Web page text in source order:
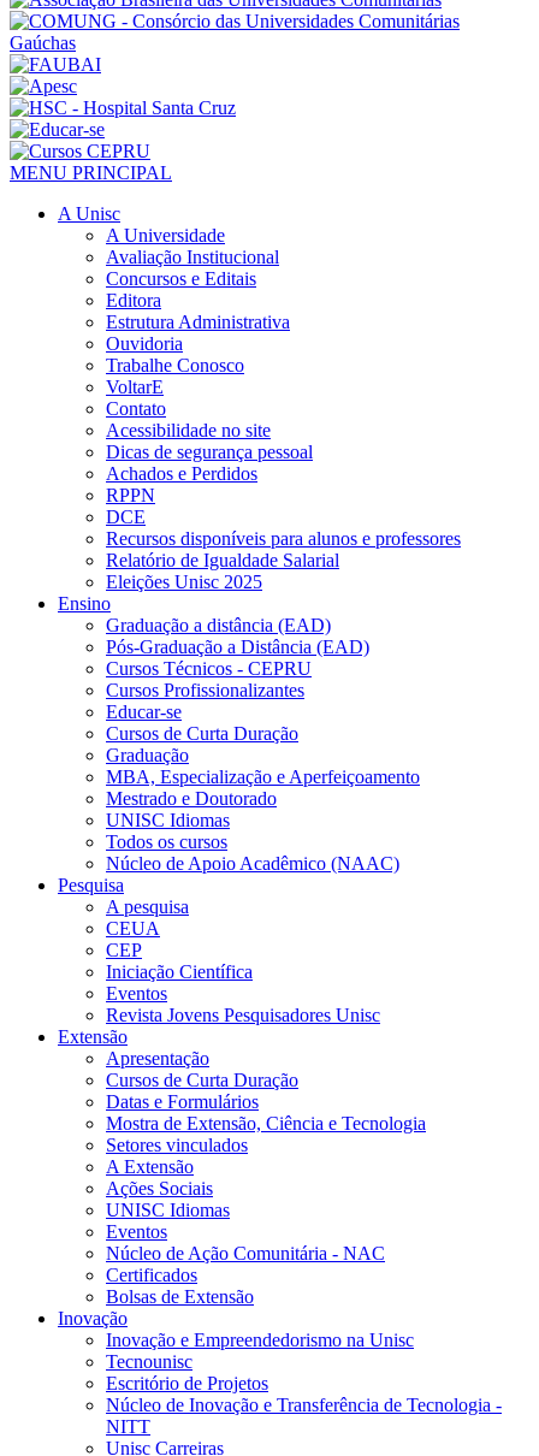
MENU PRINCIPAL
A Unisc
A Universidade
Avaliação Institucional
Concursos e Editais
Editora
Estrutura Administrativa
Ouvidoria
Trabalhe Conosco
VoltarE
Contato
Acessibilidade no site
Dicas de segurança pessoal
Achados e Perdidos
RPPN
DCE
Recursos disponíveis para alunos e professores
Relatório de Igualdade Salarial
Eleições Unisc 2025
Ensino
Graduação a distância (EAD)
Pós-Graduação a Distância (EAD)
Cursos Técnicos - CEPRU
Cursos Profissionalizantes
Educar-se
Cursos de Curta Duração
Graduação
MBA, Especialização e Aperfeiçoamento
Mestrado e Doutorado
UNISC Idiomas
Todos os cursos
Núcleo de Apoio Acadêmico (NAAC)
Pesquisa
A pesquisa
CEUA
CEP
Iniciação Científica
Eventos
Revista Jovens Pesquisadores Unisc
Extensão
Apresentação
Cursos de Curta Duração
Datas e Formulários
Mostra de Extensão, Ciência e Tecnologia
Setores vinculados
A Extensão
Ações Sociais
UNISC Idiomas
Eventos
Núcleo de Ação Comunitária - NAC
Certificados
Bolsas de Extensão
Inovação
Inovação e Empreendedorismo na Unisc
Tecnounisc
Escritório de Projetos
Núcleo de Inovação e Transferência de Tecnologia -
NITT
Unisc Carreiras